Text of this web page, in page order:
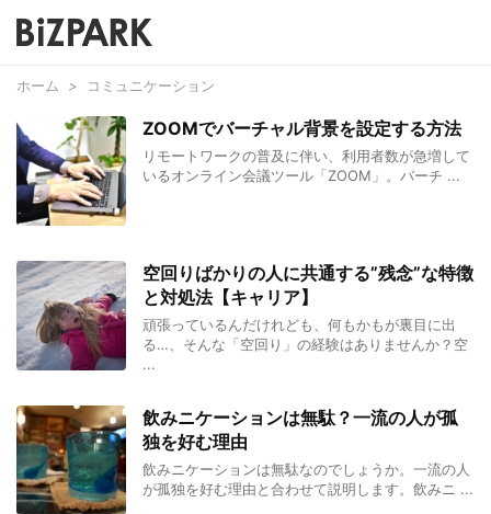
ホーム > コミュニケーション
ZOOMでバーチャル背景を設定する方法
リモートワークの普及に伴い、利用者数が急増して
いるオンライン会議ツール「ZOOM」。バーチ ...
空回りばかりの人に共通する”残念”な特徴
と対処法【キャリア】
頑張っているんだけれども、何もかもが裏目に出
る…、そんな「空回り」の経験はありませんか？空
...
飲みニケーションは無駄？一流の人が孤
独を好む理由
飲みニケーションは無駄なのでしょうか。一流の人
が孤独を好む理由と合わせて説明します。飲みニ ...